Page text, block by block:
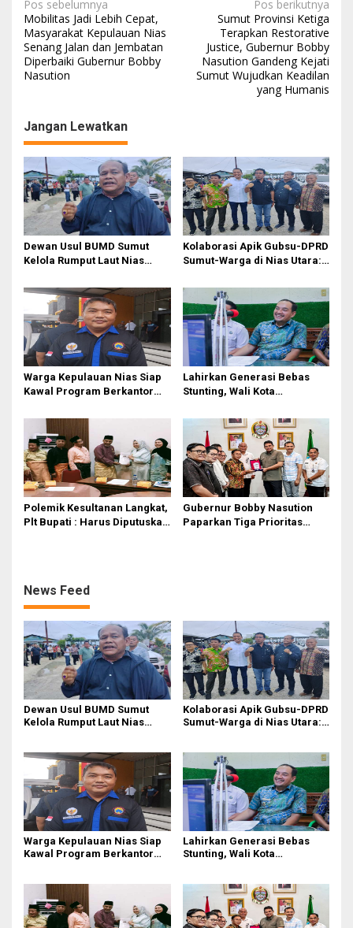
Navigasi
pos
Pos sebelumnya
Mobilitas Jadi Lebih Cepat,
Masyarakat Kepulauan Nias
Senang Jalan dan Jembatan
Diperbaiki Gubernur Bobby
Nasution
Pos berikutnya
Sumut Provinsi Ketiga
Terapkan Restorative
Justice, Gubernur Bobby
Nasution Gandeng Kejati
Sumut Wujudkan Keadilan
yang Humanis
Jangan Lewatkan
Dewan Usul BUMD Sumut
Kelola Rumput Laut Nias
Kolaborasi Apik Gubsu-DPRD
Sumut-Warga di Nias Utara:
Akhirnya Diperbaiki
Warga Kepulauan Nias Siap
Kawal Program Berkantor
Lahirkan Generasi Bebas
Stunting, Wali Kota
Optimalisasi SP3 Catin
Polemik Kesultanan Langkat,
Plt Bupati : Harus Diputuskan
Gubernur Bobby Nasution
Paparkan Tiga Prioritas
News Feed
Dewan Usul BUMD Sumut
Kelola Rumput Laut Nias
Kolaborasi Apik Gubsu-DPRD
Sumut-Warga di Nias Utara:
Warga Kepulauan Nias Siap
Kawal Program Berkantor
Lahirkan Generasi Bebas
Stunting, Wali Kota